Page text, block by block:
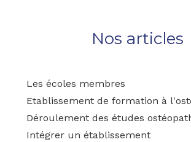
Nos articles
Les écoles membres
Etablissement de formation à
Déroulement des études
Intégrer un établissement